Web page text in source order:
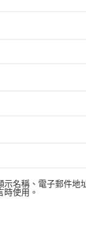
示名稱、電子郵件地
時使用。